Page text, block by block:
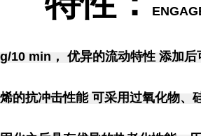
g/10 min， 优异的流动特性 添加后
烯的抗冲击性能 可采用过氧化物、